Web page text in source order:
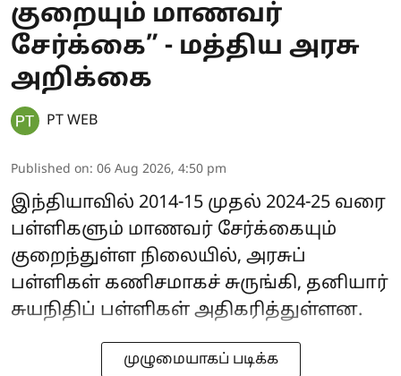
குறையும் மாணவர்
சேர்க்கை” - மத்திய அரசு
அறிக்கை
PT WEB
Published on: 06 Aug 2026, 4:50 pm
இந்தியாவில் 2014-15 முதல் 2024-25 வரை
பள்ளிகளும் மாணவர் சேர்க்கையும்
குறைந்துள்ள நிலையில், அரசுப்
பள்ளிகள் கணிசமாகச் சுருங்கி, தனியார்
சுயநிதிப் பள்ளிகள் அதிகரித்துள்ளன.
முழுமையாகப் படிக்க